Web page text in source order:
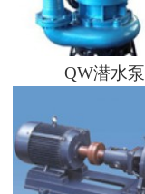
QW潜水泵